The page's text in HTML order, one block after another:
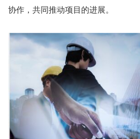
协作，共同推动项目的进展。